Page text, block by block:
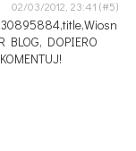
02/03/2012, 23:41
DOPIERO